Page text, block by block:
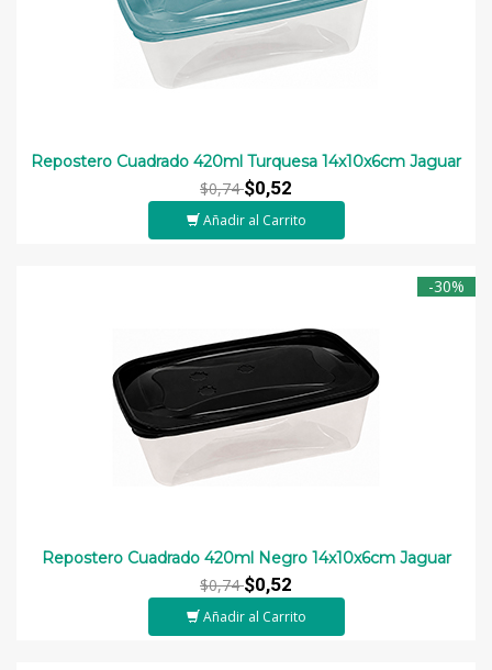
Repostero Cuadrado 420ml Turquesa 14x10x6cm Jaguar
$0,74$0,52
Añadir al Carrito
-30%
Repostero Cuadrado 420ml Negro 14x10x6cm Jaguar
$0,74$0,52
Añadir al Carrito